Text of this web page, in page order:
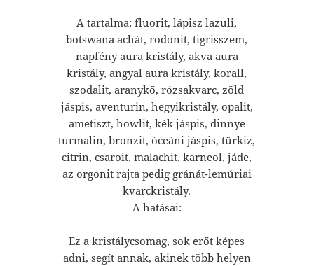
VÁSÁRLÁS / KOSÁR
A tartalma: fluorit, lápisz lazuli,
botswana achát, rodonit, tigrisszem,
napfény aura kristály, akva aura
kristály, angyal aura kristály, korall,
szodalit, aranykő, rózsakvarc, zöld
jáspis, aventurin, hegyikristály, opalit,
ametiszt, howlit, kék jáspis, dinnye
turmalin, bronzit, óceáni jáspis, türkiz,
citrin, csaroit, malachit, karneol, jáde,
az orgonit rajta pedig gránát-lemúriai
kvarckristály.
A hatásai:
Ez a kristálycsomag, sok erőt képes
adni, segít annak, akinek több helyen